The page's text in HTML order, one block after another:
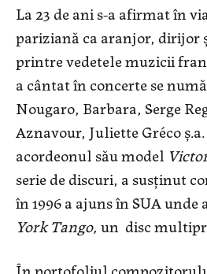
La 23 de ani s-a afirmat în
pariziană ca aranjor, dirijor
printre vedetele muzicii
a cântat în concerte se
Nougaro, Barbara, Serge
Aznavour, Juliette Gréco
acordeonul său model
serie de discuri, a susţinut
în 1996 a ajuns în SUA
York Tango, un disc